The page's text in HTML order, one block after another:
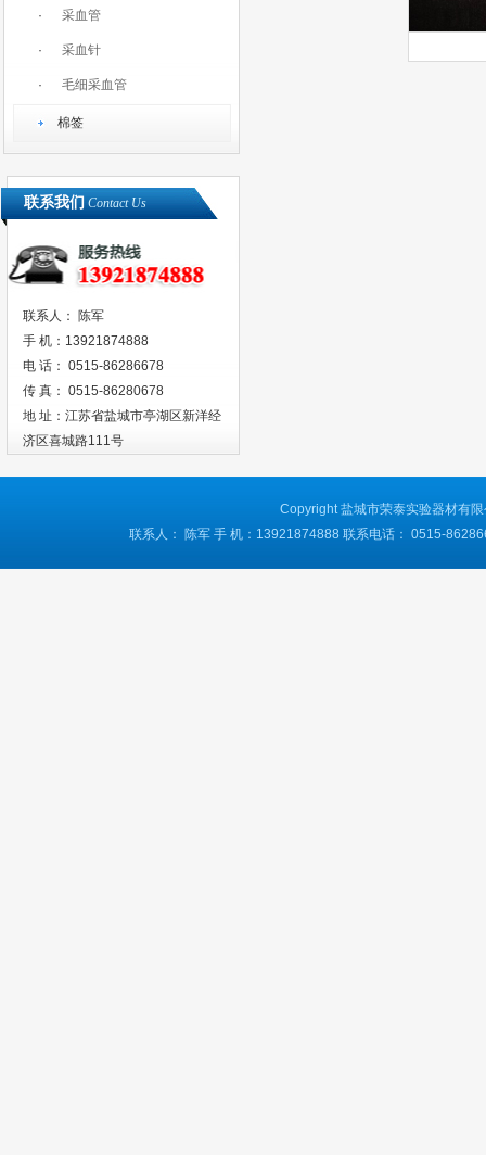
· 采血管
· 采血针
· 毛细采血管
棉签
联系我们 Contact Us
联系人： 陈军
手 机：13921874888
电 话： 0515-86286678
传 真： 0515-86280678
地 址：江苏省盐城市亭湖区新洋经
济区喜城路111号
Copyright 盐城市荣泰实验器材有
联系人： 陈军 手 机：13921874888 联系电话： 0515-